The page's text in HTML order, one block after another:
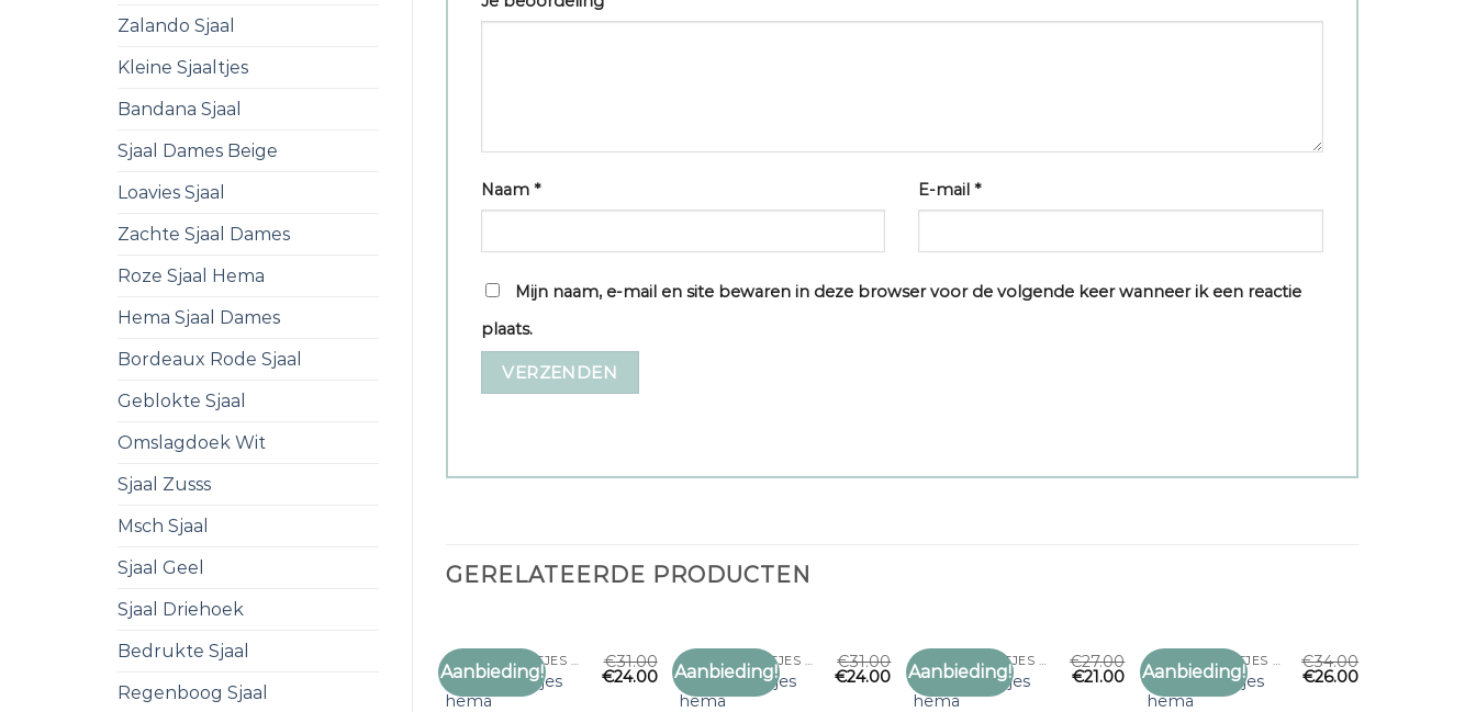
Zalando Sjaal
Kleine Sjaaltjes
Bandana Sjaal
Sjaal Dames Beige
Loavies Sjaal
Zachte Sjaal Dames
Roze Sjaal Hema
Hema Sjaal Dames
Bordeaux Rode Sjaal
Geblokte Sjaal
Omslagdoek Wit
Sjaal Zusss
Msch Sjaal
Sjaal Geel
Sjaal Driehoek
Bedrukte Sjaal
Regenboog Sjaal
Naam * E-mail*
Mijn naam, e-mail en site bewaren in deze browser voor de volgende keer wanneer ik een reactie
plaats.
GERELATEERDE PRODUCTEN
Aanbieding!
Toevoegen
DUNNE SJAALTJES HEMA
dunne sjaaltjes
hema
€31.00
€24.00 Aanbieding!
Toevoegen
DUNNE SJAALTJES HEMA
dunne sjaaltjes
hema
€31.00
€24.00 Aanbieding!
Toevoegen
DUNNE SJAALTJES HEMA
dunne sjaaltjes
hema
€27.00
€21.00 Aanbieding!
Toevoegen
DUNNE SJAALTJES HEMA
dunne sjaaltjes
hema
€34.00
€26.00